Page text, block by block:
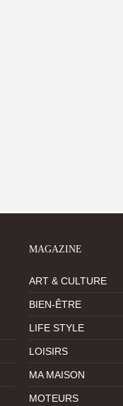
MAGAZINE
ART & CULTURE
BIEN-ÊTRE
LIFE STYLE
LOISIRS
MA MAISON
MOTEURS